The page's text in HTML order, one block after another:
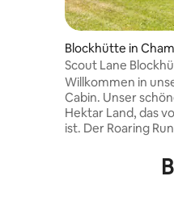
Blockhütte in
Scout Lane
Willkommen in
Cabin. Unser
Hektar Land, das
ist. Der Roaring
gilt, fließt direkt
Diese Unterkunft